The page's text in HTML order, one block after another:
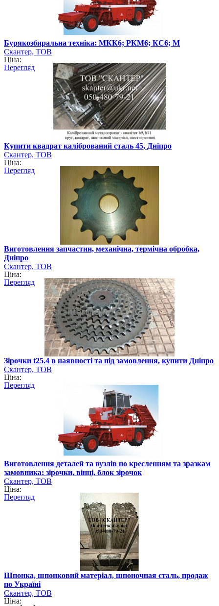
Бурякозбиральна техніка: МКК6; РКМ6; КС6; М
Скантер, ТОВ
Ціна:
Перегляд
Купити квадрат калібрований сталь 45, Дніпро
Скантер, ТОВ
Ціна:
Перегляд
Виготовлення запчастин, механічна, термічна обробка,
Дніпро
Скантер, ТОВ
Ціна:
Перегляд
Зірочки t25.4 в наявності та під замовлення, купити Дніпро
Скантер, ТОВ
Ціна:
Перегляд
Виготовлення деталей та вузлів по кресленням та зразкам
замовника: зірочки, вінці, блок зірочок
Скантер, ТОВ
Ціна:
Перегляд
Шпонка, шпонковий матеріал, шпоночная сталь, продаж
по Україні
Скантер, ТОВ
Ціна: